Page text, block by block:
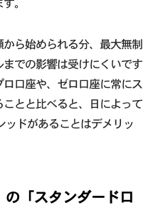
ら始められる分、最大無制
での影響は受けにくいです
口座や、ゼロ口座に常にス
とと比べると、日によって
ドがあることはデメリッ
「スタンダード口